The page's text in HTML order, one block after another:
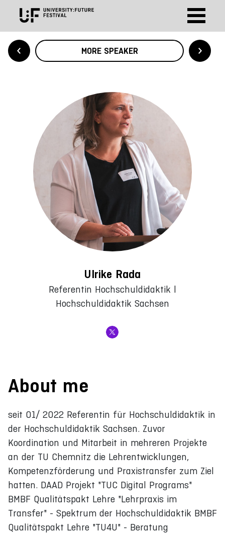
MORE SPEAKER
Ulrike Rada
Referentin Hochschuldidaktik l
Hochschuldidaktik Sachsen
About me
seit 01/ 2022 Referentin für Hochschuldidaktik in
der Hochschuldidaktik Sachsen. Zuvor
Koordination und Mitarbeit in mehreren Projekte
an der TU Chemnitz die Lehrentwicklungen,
Kompetenzförderung und Praxistransfer zum Ziel
hatten. DAAD Projekt "TUC Digital Programs"
BMBF Qualitätspakt Lehre "Lehrpraxis im
Transfer" - Spektrum der Hochschuldidaktik BMBF
Qualitätspakt Lehre "TU4U" - Beratung